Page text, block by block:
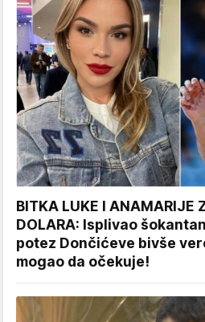
BITKA LUKE I
DOLARA: Isplivao
potez Dončićeve bivše
mogao da očekuje!